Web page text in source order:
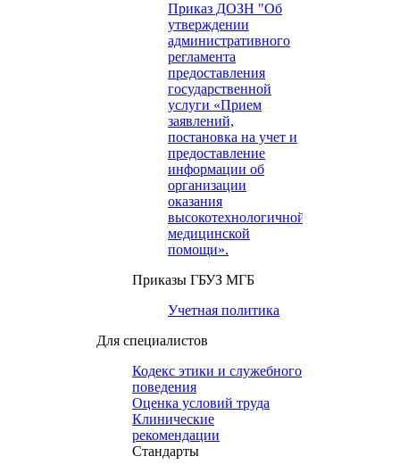
Приказ ДОЗН "Об
утверждении
административного
регламента
предоставления
государственной
услуги «Прием
заявлений,
постановка на учет и
предоставление
информации об
организации
оказания
высокотехнологичной
медицинской
помощи».
Приказы ГБУЗ МГБ
Учетная политика
Для специалистов
Кодекс этики и служебного
поведения
Оценка условий труда
Клинические
рекомендации
Cтандарты